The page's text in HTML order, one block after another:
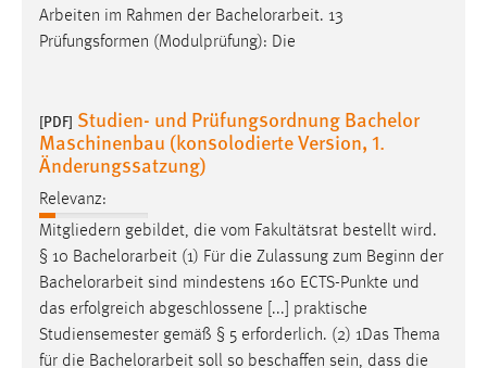
Arbeiten im Rahmen der Bachelorarbeit. 13
Prüfungsformen (Modulprüfung): Die
[PDF] Studien- und Prüfungsordnung Bachelor
Maschinenbau (konsolodierte Version, 1.
Änderungssatzung)
Relevanz:
Mitgliedern gebildet, die vom Fakultätsrat bestellt wird.
§ 10 Bachelorarbeit (1) Für die Zulassung zum Beginn der
Bachelorarbeit sind mindestens 160 ECTS-Punkte und
das erfolgreich abgeschlossene [...] praktische
Studiensemester gemäß § 5 erforderlich. (2) 1Das Thema
für die Bachelorarbeit soll so beschaffen sein, dass die